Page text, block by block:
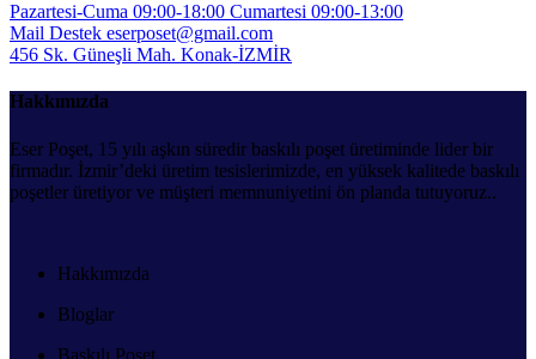
Pazartesi-Cuma 09:00-18:00 Cumartesi 09:00-13:00
Mail Destek eserposet@gmail.com
456 Sk. Güneşli Mah. Konak-İZMİR
Hakkımızda
Eser Poşet, 15 yılı aşkın süredir baskılı poşet üretiminde lider bir
firmadır. İzmir’deki üretim tesislerimizde, en yüksek kalitede baskılı
poşetler üretiyor ve müşteri memnuniyetini ön planda tutuyoruz..
Hakkımızda
Bloglar
Baskılı Poşet